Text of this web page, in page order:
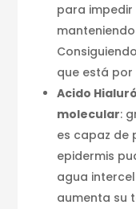
para
que está por
Acido
molecular:
es capaz de
epidermis
agua
aumenta su